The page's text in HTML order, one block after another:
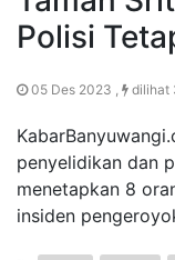
Polisi
05 Des 2023 , dilihat
penyelidikan dan
menetapkan 8
insiden